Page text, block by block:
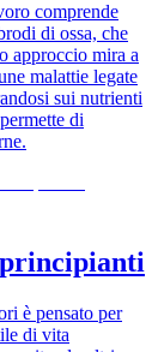
comprende
di ossa, che
approccio mira a
malattie legate
sui nutrienti
di
è pensato per
di vita